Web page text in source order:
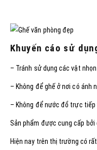
Khuyến cáo sử
– Tránh sử dụng các vật
– Không để ghế ở nơi có ánh
– Không để nước đổ trực tiếp
Sản phẩm được cung cấp
Hiện nay trên thị trường có